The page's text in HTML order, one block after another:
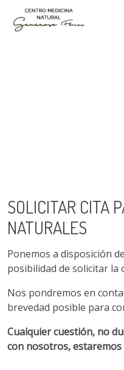
SOLICITAR CITA
NATURALES
Ponemos a disposición
posibilidad de solicitar la
Nos pondremos en
brevedad posible para
Cualquier cuestión, no
con nosotros,